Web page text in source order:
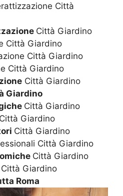
Città
Città Giardino
Città Giardino
Città Giardino
Città Giardino
Città Giardino
Giardino
Città Giardino
Città Giardino
Città Giardino
Città Giardino
Città Giardino
Città Giardino
Roma